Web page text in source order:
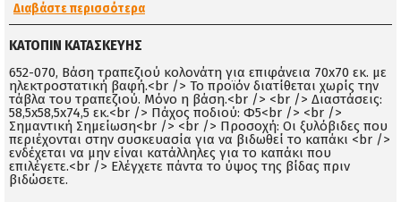
Διαβάστε περισσότερα
ΚΑΤΌΠΙΝ ΚΑΤΑΣΚΕΥΉΣ
652-070, Βάση τραπεζιού κολονάτη για επιφάνεια 70x70 εκ. με
ηλεκτροστατική βαφή.<br /> Το προϊόν διατίθεται χωρίς την
τάβλα του τραπεζιού. Μόνο η βάση.<br /> <br /> Διαστάσεις:
58,5x58,5x74,5 εκ.<br /> Πάχος ποδιού: Φ5<br /> <br />
Σημαντική Σημείωση<br /> <br /> Προσοχή: Οι ξυλόβιδες που
περιέχονται στην συσκευασία για να βιδωθεί το καπάκι <br />
ενδέχεται να μην είναι κατάλληλες για το καπάκι που
επιλέγετε.<br /> Ελέγχετε πάντα το ύψος της βίδας πριν
βιδώσετε.